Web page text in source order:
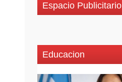
Espacio Publicitario
Educacion